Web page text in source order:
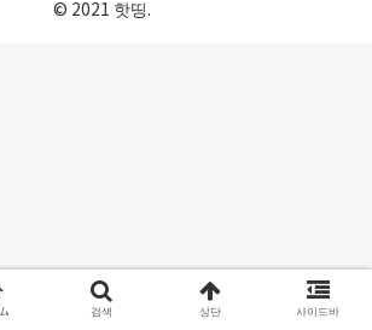
© 2021 핫띵.
검색 상단 사이드바